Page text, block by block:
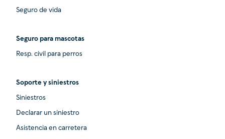
Seguro de vida
Seguro para mascotas
Resp. civil para perros
Soporte y siniestros
Siniestros
Declarar un siniestro
Asistencia en carretera